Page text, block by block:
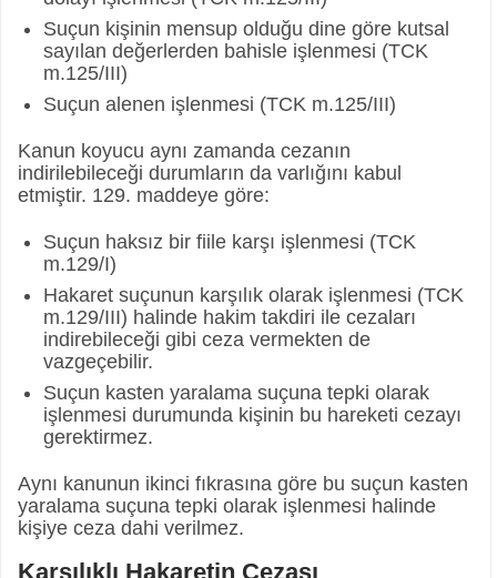
Suçun kişinin mensup olduğu dine göre kutsal
sayılan değerlerden bahisle işlenmesi (TCK
m.125/III)
Suçun alenen işlenmesi (TCK m.125/III)
Kanun koyucu aynı zamanda cezanın
indirilebileceği durumların da varlığını kabul
etmiştir. 129. maddeye göre:
Suçun haksız bir fiile karşı işlenmesi (TCK
m.129/I)
Hakaret suçunun karşılık olarak işlenmesi (TCK
m.129/III) halinde hakim takdiri ile cezaları
indirebileceği gibi ceza vermekten de
vazgeçebilir.
Suçun kasten yaralama suçuna tepki olarak
işlenmesi durumunda kişinin bu hareketi cezayı
gerektirmez.
Aynı kanunun ikinci fıkrasına göre bu suçun kasten
yaralama suçuna tepki olarak işlenmesi halinde
kişiye ceza dahi verilmez.
Karşılıklı Hakaretin Cezası